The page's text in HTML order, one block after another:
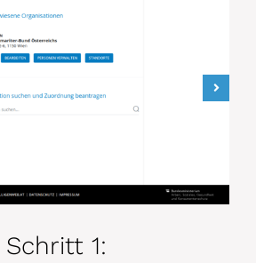
Schritt 1:
Falls